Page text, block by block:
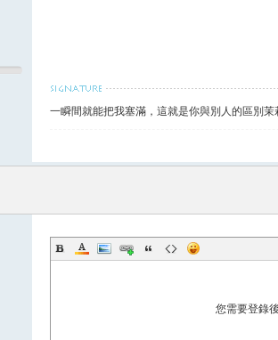
一瞬間就能把我塞滿，這就是你與別人的區別茉
您需要登錄